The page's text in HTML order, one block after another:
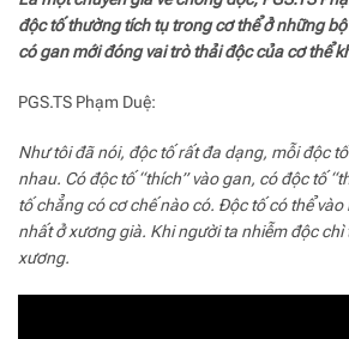
độc tố thường tích tụ trong cơ thể ở những
có gan mới đóng vai trò thải độc của cơ thể
PGS.TS Phạm Duệ:
Như tôi đã nói, độc tố rất đa dạng, mỗi độc
nhau. Có độc tố “thích” vào gan, có độc tố
tố chẳng có cơ chế nào có. Độc tố có thể
nhất ở xương già. Khi người ta nhiễm độc chì
xương.